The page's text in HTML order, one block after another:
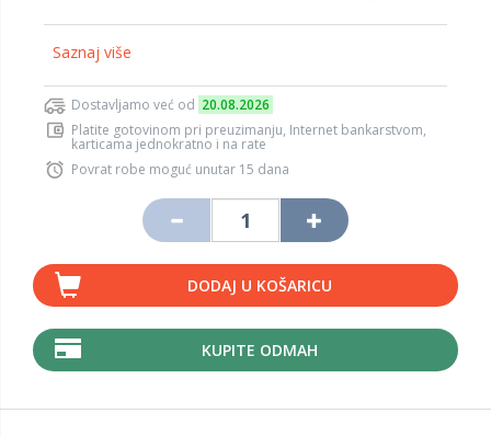
Saznaj više
Dostavljamo već od 20.08.2026
Platite gotovinom pri preuzimanju, Internet bankarstvom,
karticama jednokratno i na rate
Povrat robe moguć unutar 15 dana
DODAJ U KOŠARICU
KUPITE ODMAH